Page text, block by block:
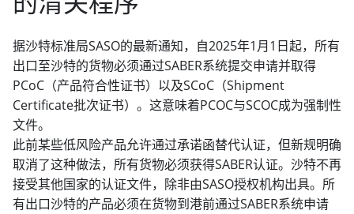
据沙特标准局SASO的最新通知，自2025年1月1日起，所有
出口至沙特的货物必须通过SABER系统提交申请并取得
PCoC（产品符合性证书）以及SCoC（Shipment
Certificate批次证书）。这意味着PCOC与SCOC成为强制性
文件。
此前某些低风险产品允许通过承诺函替代认证，但新规明确
取消了这种做法，所有货物必须获得SABER认证。沙特不再
接受其他国家的认证文件，除非由SASO授权机构出具。所
有出口沙特的产品必须在货物到港前通过SABER系统申请